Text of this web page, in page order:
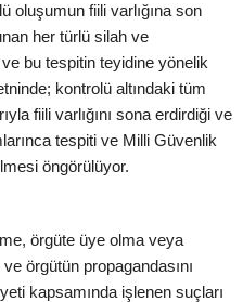
oluşumun fiili varlığına son
her türlü silah ve
bu tespitin teyidine yönelik
kontrolü altındaki tüm
fiili varlığını sona erdirdiği ve
tespiti ve Milli Güvenlik
öngörülüyor.
örgüte üye olma veya
örgütün propagandasını
kapsamında işlenen suçları